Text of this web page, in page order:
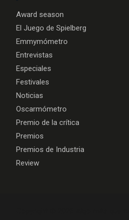
Award season
El Juego de Spielberg
Emmymómetro
Entrevistas
Especiales
Festivales
Noticias
Oscarmómetro
Premio de la crítica
Premios
Premios de Industria
Review